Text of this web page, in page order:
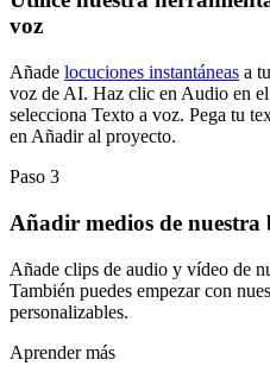
voz
Añade locuciones instantáneas a
voz de AI. Haz clic en Audio en
selecciona Texto a voz. Pega tu
en Añadir al proyecto.
Paso 3
Añadir medios de nuestra
Añade clips de audio y vídeo de
También puedes empezar con
personalizables.
Aprender más